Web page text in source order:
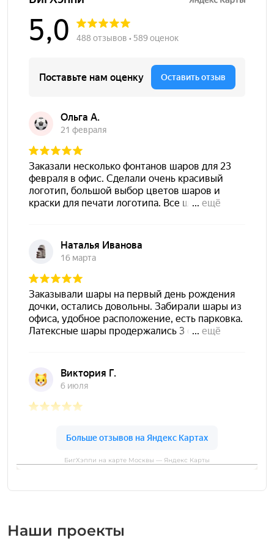
БигХэппи на карте Москвы — Яндекс Карты
Наши проекты